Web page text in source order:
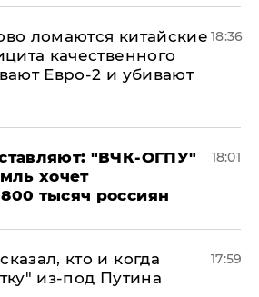
ломаются китайские
качественного
Евро-2 и убивают
18:36
"ВЧК-ОГПУ"
хочет
тысяч россиян
18:01
кто и когда
из-под Путина
17:59